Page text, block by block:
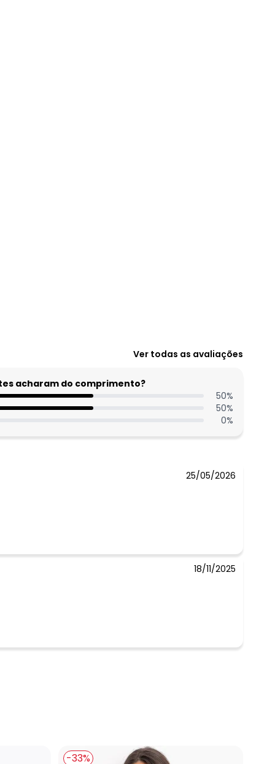
Ver todas as avaliações
acharam do comprimento?
50%
50%
0%
25/05/2026
18/11/2025
-33%